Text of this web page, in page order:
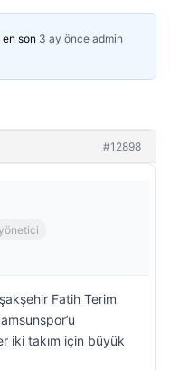
son 3 ay önce admin
#12898
Fatih Terim
iki takım için büyük